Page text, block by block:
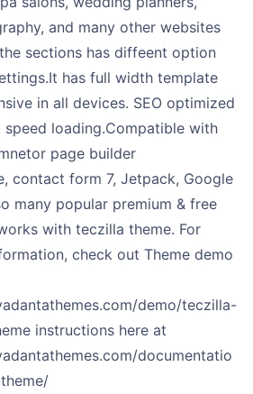
and many other websites
sections has diffeent option
has full width template
in all devices. SEO optimized
speed loading.Compatible with
page builder
contact form 7, Jetpack, Google
many popular premium & free
with teczilla theme. For
check out Theme demo
demo/teczilla-
instructions here at
documentatio